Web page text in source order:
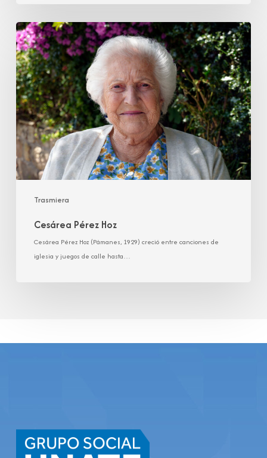
Trasmiera
Cesárea
Pérez
Hoz
Cesárea Pérez Hoz
Cesárea Pérez Hoz (Pámanes, 1929) creció entre canciones de
iglesia y juegos de calle hasta…